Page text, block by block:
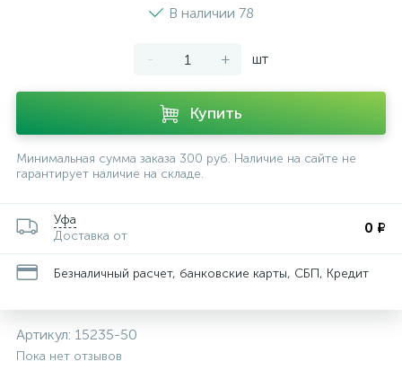
В наличии 78
- + шт
Купить
Минимальная сумма заказа 300 руб. Наличие на сайте не
гарантирует наличие на складе.
Уфа
Доставка от
0 ₽
Безналичный расчет, банковские карты, СБП, Кредит
Артикул: 15235-50
Пока нет отзывов